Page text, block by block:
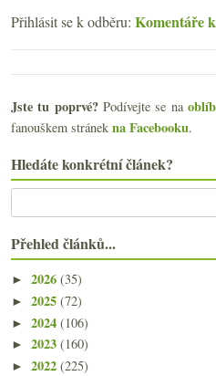
Přihlásit se k odběru: Komentáře
Jste tu poprvé?Podívejte se na
fanouškem stránek na Facebooku.
Hledáte konkrétní článek?
Přehled článků...
► 2026 (35)
► 2025 (72)
► 2024 (106)
► 2023 (160)
► 2022 (225)